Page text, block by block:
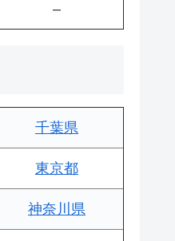
–
千葉県
東京都
神奈川県